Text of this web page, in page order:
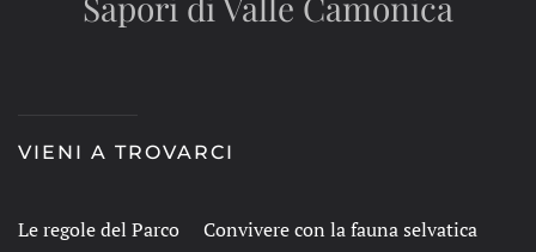
VIENI A TROVARCI
Le regole del Parco
Convivere con la fauna selvatica